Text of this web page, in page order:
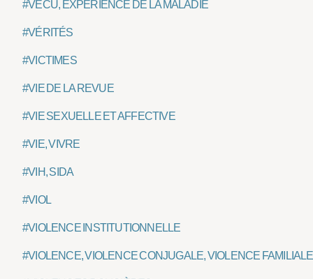
#VÉCU, EXPÉRIENCE DE LA MALADIE
#VÉRITÉS
#VICTIMES
#VIE DE LA REVUE
#VIE SEXUELLE ET AFFECTIVE
#VIE, VIVRE
#VIH, SIDA
#VIOL
#VIOLENCE INSTITUTIONNELLE
#VIOLENCE, VIOLENCE CONJUGALE, VIOLENCE FAMILIALE